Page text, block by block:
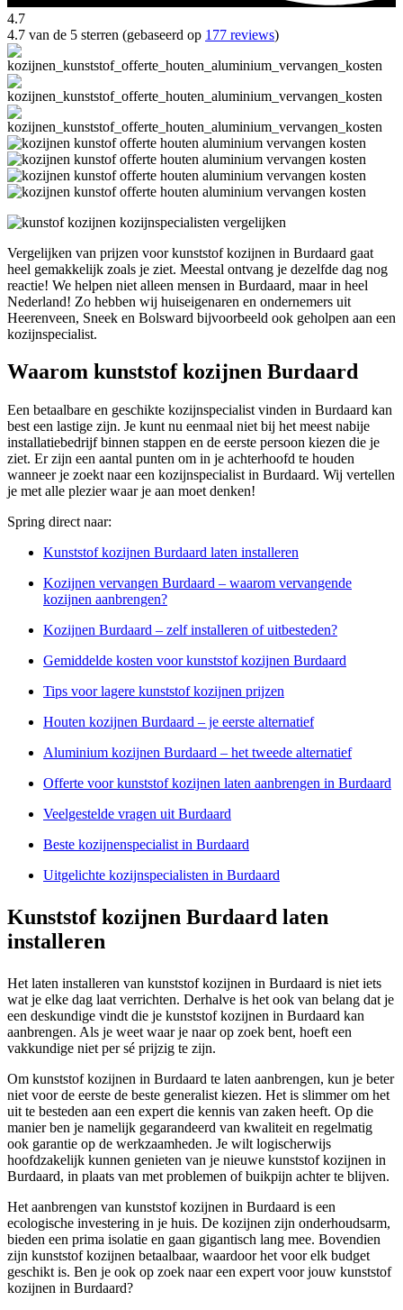
4.7
4.7 van de 5 sterren (gebaseerd op 177 reviews)
Vergelijken van prijzen voor kunststof kozijnen in Burdaard gaat
heel gemakkelijk zoals je ziet. Meestal ontvang je dezelfde dag nog
reactie! We helpen niet alleen mensen in Burdaard, maar in heel
Nederland! Zo hebben wij huiseigenaren en ondernemers uit
Heerenveen, Sneek en Bolsward bijvoorbeeld ook geholpen aan een
kozijnspecialist.
Waarom kunststof kozijnen Burdaard
Een betaalbare en geschikte kozijnspecialist vinden in Burdaard kan
best een lastige zijn. Je kunt nu eenmaal niet bij het meest nabije
installatiebedrijf binnen stappen en de eerste persoon kiezen die je
ziet. Er zijn een aantal punten om in je achterhoofd te houden
wanneer je zoekt naar een kozijnspecialist in Burdaard. Wij vertellen
je met alle plezier waar je aan moet denken!
Spring direct naar:
Kunststof kozijnen Burdaard laten installeren
Kozijnen vervangen Burdaard – waarom vervangende
kozijnen aanbrengen?
Kozijnen Burdaard – zelf installeren of uitbesteden?
Gemiddelde kosten voor kunststof kozijnen Burdaard
Tips voor lagere kunststof kozijnen prijzen
Houten kozijnen Burdaard – je eerste alternatief
Aluminium kozijnen Burdaard – het tweede alternatief
Offerte voor kunststof kozijnen laten aanbrengen in Burdaard
Veelgestelde vragen uit Burdaard
Beste kozijnenspecialist in Burdaard
Uitgelichte kozijnspecialisten in Burdaard
Kunststof kozijnen Burdaard laten
installeren
Het laten installeren van kunststof kozijnen in Burdaard is niet iets
wat je elke dag laat verrichten. Derhalve is het ook van belang dat je
een deskundige vindt die je kunststof kozijnen in Burdaard kan
aanbrengen. Als je weet waar je naar op zoek bent, hoeft een
vakkundige niet per sé prijzig te zijn.
Om kunststof kozijnen in Burdaard te laten aanbrengen, kun je beter
niet voor de eerste de beste generalist kiezen. Het is slimmer om het
uit te besteden aan een expert die kennis van zaken heeft. Op die
manier ben je namelijk gegarandeerd van kwaliteit en regelmatig
ook garantie op de werkzaamheden. Je wilt logischerwijs
hoofdzakelijk kunnen genieten van je nieuwe kunststof kozijnen in
Burdaard, in plaats van met problemen of buikpijn achter te blijven.
Het aanbrengen van kunststof kozijnen in Burdaard is een
ecologische investering in je huis. De kozijnen zijn onderhoudsarm,
bieden een prima isolatie en gaan gigantisch lang mee. Bovendien
zijn kunststof kozijnen betaalbaar, waardoor het voor elk budget
geschikt is. Ben je ook op zoek naar een expert voor jouw kunststof
kozijnen in Burdaard?